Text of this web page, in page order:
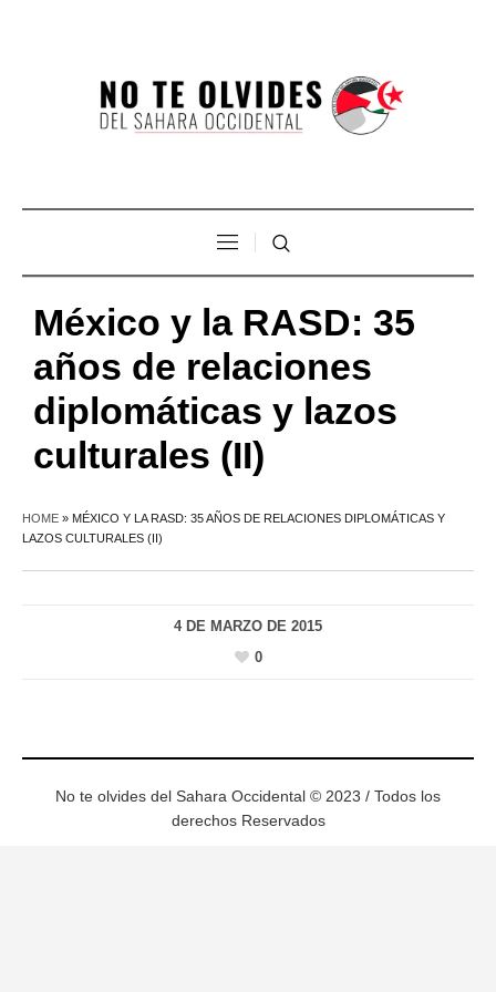
México y la RASD: 35
años de relaciones
diplomáticas y lazos
culturales (II)
HOME » MÉXICO Y LA RASD: 35 AÑOS DE RELACIONES DIPLOMÁTICAS Y
LAZOS CULTURALES (II)
4 DE MARZO DE 2015
0
No te olvides del Sahara Occidental © 2023 / Todos los
derechos Reservados